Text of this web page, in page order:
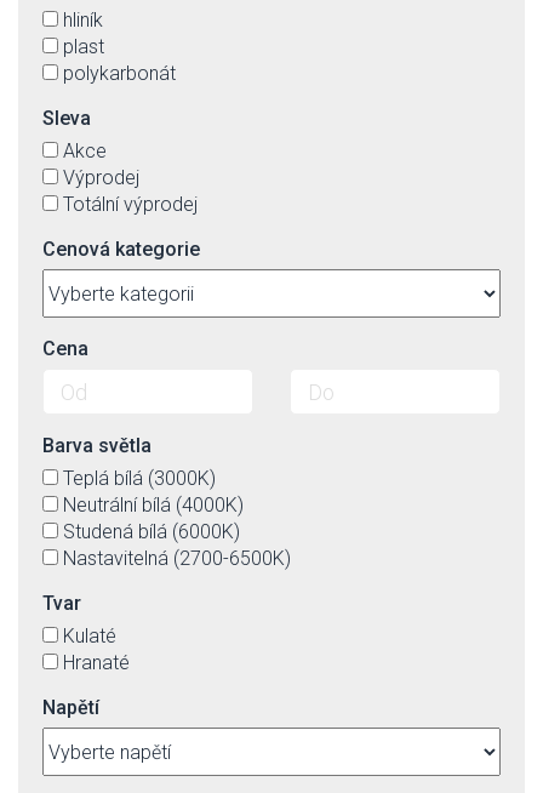
hliník
plast
polykarbonát
Sleva
Akce
Výprodej
Totální výprodej
Cenová kategorie
Cena
Barva světla
Teplá bílá (3000K)
Neutrální bílá (4000K)
Studená bílá (6000K)
Nastavitelná (2700-6500K)
Tvar
Kulaté
Hranaté
Napětí